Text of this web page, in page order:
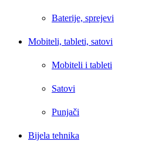
Baterije, sprejevi
Mobiteli, tableti, satovi
Mobiteli i tableti
Satovi
Punjači
Bijela tehnika